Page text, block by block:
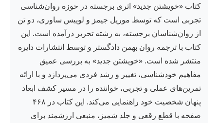
کتاب «خویشتن جدید» اثری برجسته در حوزه روان‌شناسی
تجربی است که توسط موریل جیمز و لوییس ساوری، دو تن
از روان‌شناسان برجسته، به رشته تحریر درآمده است. این
کتاب با ترجمه روان بهمن دادگستر و توسط انتشارات دایره
منتشر شده است. «خویشتن جدید» به بررسی عمیق
مفاهیم خودشناسی، تغییر و رشد فردی می‌پردازد و با ارائه
تمرین‌های عملی و تجربی، خواننده را در مسیر کشف ابعاد
پنهان شخصیت خود راهنمایی می‌کند. این کتاب در ۴۶۸
صفحه با قطع رقعی و جلد شمیز، منبعی ارزشمند برای